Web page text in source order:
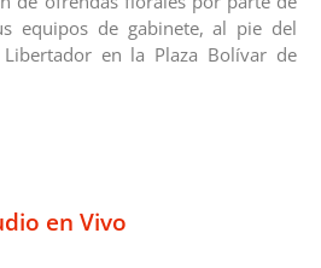
equipos de gabinete, al pie del
en la Plaza Bolívar de
en Vivo